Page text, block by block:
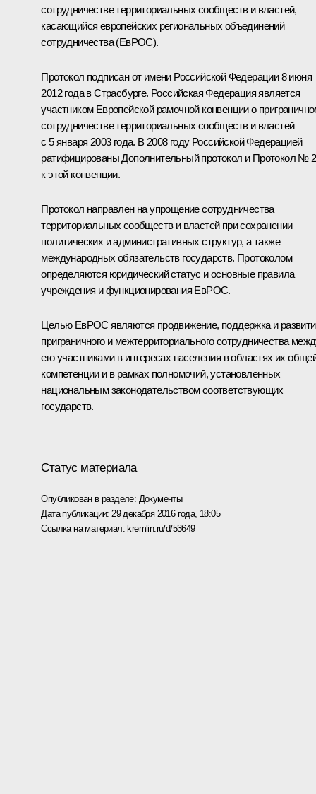
сотрудничестве территориальных сообществ и властей,
касающийся европейских региональных объединений
сотрудничества (ЕвРОС).
Протокол подписан от имени Российской Федерации 8 июня
2012 года в Страсбурге. Российская Федерация является
участником Европейской рамочной конвенции о
сотрудничестве территориальных сообществ и властей
с 5 января 2003 года. В 2008 году Российской Федерацией
ратифицированы Дополнительный протокол и Протокол № 2
к этой конвенции.
Протокол направлен на упрощение сотрудничества
территориальных сообществ и властей при сохранении
политических и административных структур, а также
международных обязательств государств. Протоколом
определяются юридический статус и основные правила
учреждения и функционирования ЕвРОС.
Целью ЕвРОС являются продвижение, поддержка и
приграничного и межтерриториального сотрудничества
его участниками в интересах населения в областях их
компетенции и в рамках полномочий, установленных
национальным законодательством соответствующих
государств.
Статус материала
Опубликован в разделе: Документы
Дата публикации: 29 декабря 2016 года, 18:05
Ссылка на материал: kremlin.ru/d/53649